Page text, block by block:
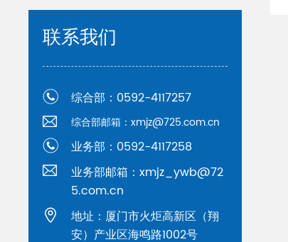
联系我们
综合部：0592-4117257
综合部邮箱：xmjz@725.com.cn
业务部：0592-4117258
业务部邮箱：xmjz_ywb@72
5.com.cn
地址：厦门市火炬高新区（翔
安）产业区海鸣路1002号